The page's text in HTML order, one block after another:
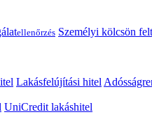
ellenőrzés Személyi kölcsön
Lakásfelújítási hitel
UniCredit lakáshitel